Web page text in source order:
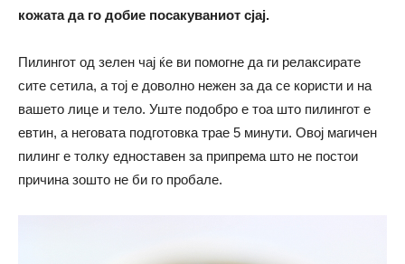
кожата да го добие посакуваниот сјај.
Пилингот од зелен чај ќе ви помогне да ги релаксирате
сите сетила, а тој е доволно нежен за да се користи и на
вашето лице и тело. Уште подобро е тоа што пилингот е
евтин, а неговата подготовка трае 5 минути. Овој магичен
пилинг е толку едноставен за припрема што не постои
причина зошто не би го пробале.